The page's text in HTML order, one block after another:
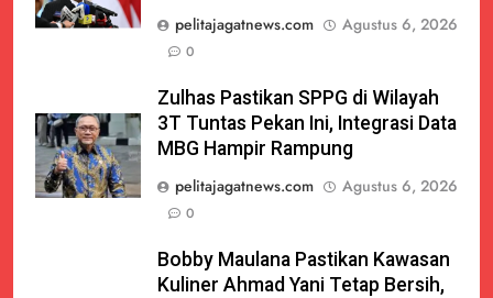
pelitajagatnews.com
Agustus 6, 2026
0
Zulhas Pastikan SPPG di Wilayah
3T Tuntas Pekan Ini, Integrasi Data
MBG Hampir Rampung
pelitajagatnews.com
Agustus 6, 2026
0
Bobby Maulana Pastikan Kawasan
Kuliner Ahmad Yani Tetap Bersih,